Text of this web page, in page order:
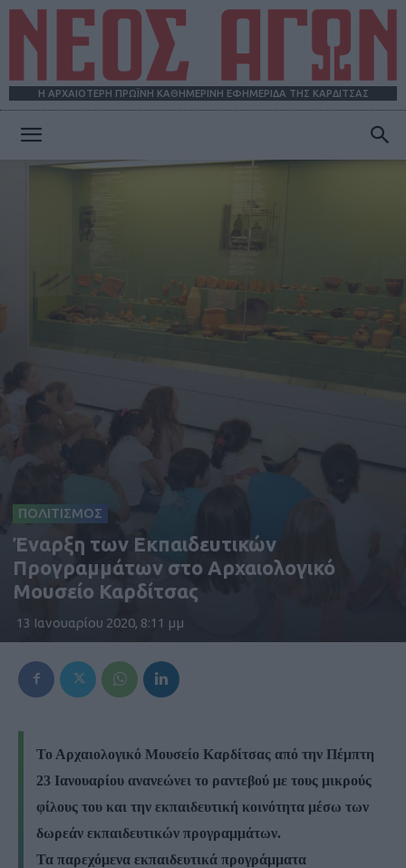
Η ΑΡΧΑΙΟΤΕΡΗ ΠΡΩΪΝΗ ΚΑΘΗΜΕΡΙΝΗ ΕΦΗΜΕΡΙΔΑ ΤΗΣ ΚΑΡΔΙΤΣΑΣ
ΠΟΛΙΤΙΣΜΟΣ
Έναρξη των Εκπαιδευτικών
Προγραμμάτων στο Αρχαιολογικό
Μουσείο Καρδίτσας
13 Ιανουαρίου 2020, 8:11 μμ
Το Αρχαιολογικό Μουσείο Καρδίτσας από την Πέμπτη
23 Ιανουαρίου ανανεώνει το ραντεβού με τους μικρούς
φίλους του και την εκπαιδευτική κοινότητα μέσω των
δωρεάν εκπαιδευτικών προγραμμάτων.
Τα παρεχόμενα εκπαιδευτικά προγράμματα